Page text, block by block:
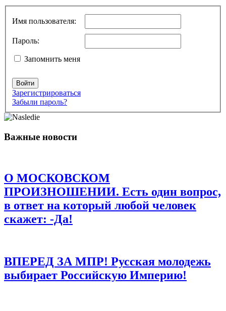
помечены*
Комментарий
Имя*
Email*
Сохранить моё имя, email и адрес сайта в этом браузере для
последующих моих комментариев.
Имя пользователя:
Пароль:
Запомнить меня
Войти
Зарегистрироваться
Забыли пароль?
Важные новости
О МОСКОВСКОМ
ПРОИЗНОШЕНИИ. Есть один вопрос,
в ответ на который любой человек
скажет: -Да!
ВПЕРЕД ЗА МПР! Русская молодежь
выбирает Российскую Империю!